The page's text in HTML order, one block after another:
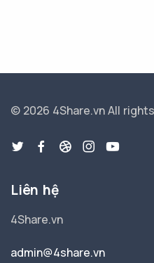
© 2026 4Share.vnAll
Liên hệ
4Share.vn
admin@4share.vn